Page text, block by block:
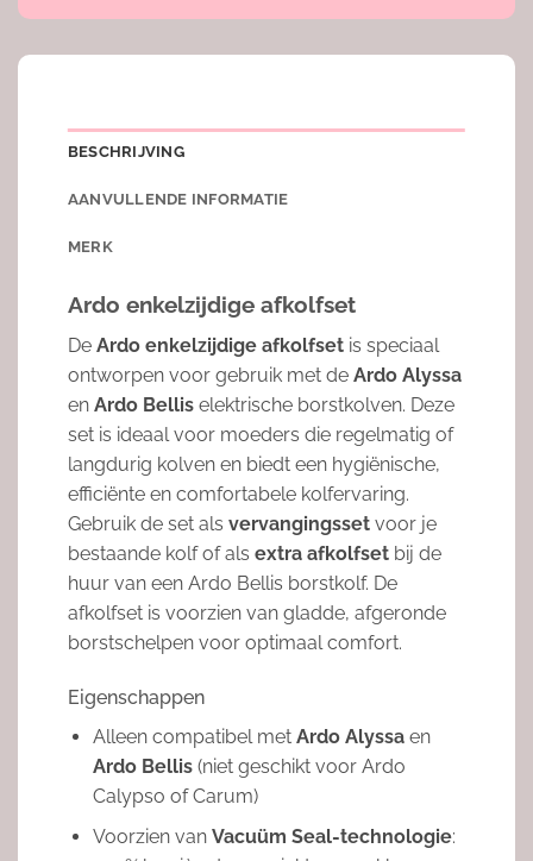
BESCHRIJVING
AANVULLENDE INFORMATIE
MERK
Ardo enkelzijdige afkolfset
De Ardo enkelzijdige afkolfsetis speciaal
ontworpen voor gebruik met de Ardo Alyssa
en Ardo Belliselektrische borstkolven. Deze
set is ideaal voor moeders die regelmatig of
langdurig kolven en biedt een hygiënische,
efficiënte en comfortabele kolfervaring.
Gebruik de set als vervangingssetvoor je
bestaande kolf of als extra afkolfsetbij de
huur van een Ardo Bellis borstkolf. De
afkolfset is voorzien van gladde, afgeronde
borstschelpen voor optimaal comfort.
Eigenschappen
Alleen compatibel met Ardo Alyssaen
Ardo Bellis(niet geschikt voor Ardo
Calypso of Carum)
Voorzien van Vacuüm Seal-technologie: